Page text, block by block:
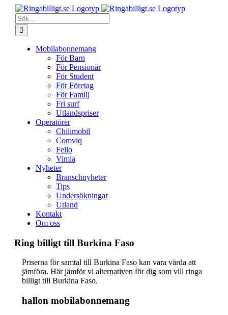
Fortsätt
innehållet
Sök
efter:
Mobilabonnemang
För Barn
För Pensionär
För Student
För Företag
För Familj
Fri surf
Utlandspriser
Operatörer
Chilimobil
Comviq
Fello
Vimla
Nyheter
Branschnyheter
Tips
Undersökningar
Utland
Kontakt
Om oss
Ring billigt till Burkina Faso
Priserna för samtal till Burkina Faso kan vara värda att
jämföra. Här jämför vi alternativen för dig som vill ringa
billigt till Burkina Faso.
hallon mobilabonnemang